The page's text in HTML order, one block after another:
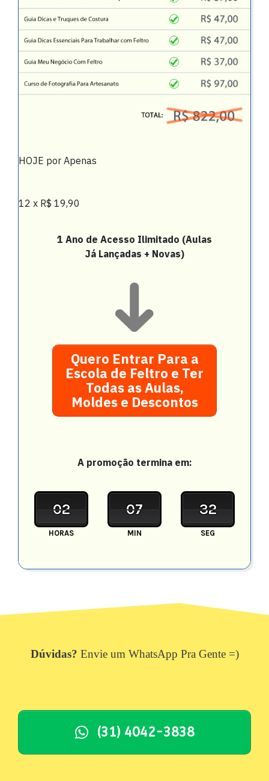
HOJE por Apenas
12 x R$ 19,90
1 Ano de Acesso Ilimitado (Aulas
Já Lançadas + Novas)
Quero Entrar Para a
Escola de Feltro e Ter
Todas as Aulas,
Moldes e Descontos
A promoção termina em:
02
HORAS
07
MIN
29
SEG
Dúvidas? Envie um WhatsApp Pra Gente =)
(31) 4042-3838